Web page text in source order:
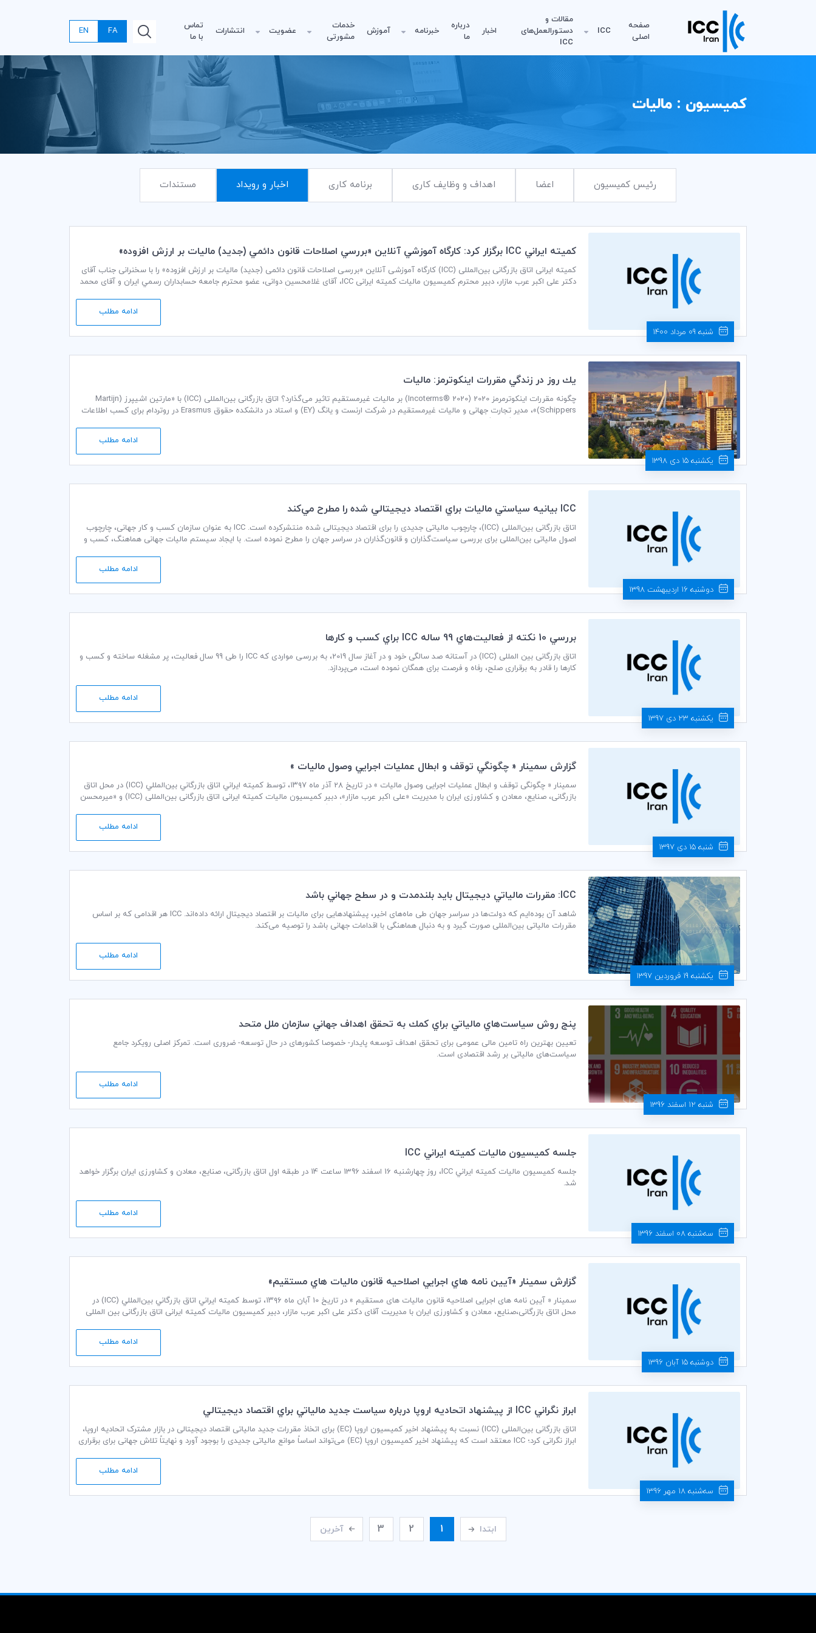
صفحه
اصلی
ICC
مقالات و
دستورالعمل‌های
ICC
اخبار
درباره
ما
خبرنامه آموزش
خدمات
مشورتی
عضویت انتشارات
تماس
با ما
FA
EN
کمیسیون : مالیات
رئیس کمیسیون اعضا اهداف و وظایف کاری برنامه کاری اخبار و رویداد مستندات
كميته ايراني ICC برگزار كرد: كارگاه آموزشي آنلاين «بررسي اصلاحات قانون دائمي (جديد) ماليات بر ارزش افزوده»
کمیته ایرانی اتاق بازرگانی بین‌المللی (ICC) کارگاه آموزشی آنلاین «بررسی اصلاحات قانون دائمی (جدید) مالیات بر ارزش افزوده» را با سخنرانی جناب آقای
دکتر علی اکبر عرب مازار، دبیر محترم کمیسیون مالیات کمیته ایرانی ICC، آقای غلامحسین دوانی، عضو محترم جامعه حسابداران رسمي ايران و آقای محمد
ادامه مطلب
شنبه 09 مرداد 1400
يك روز در زندگي مقررات اينكوترمز: ماليات
چگونه مقررات اینکوترمرمز 2020 (Incoterms® 2020) بر مالیات غیرمستقیم تاثیر می‌گذارد؟ اتاق بازرگانی بین‌المللی (ICC) با «مارتین اشیپرز (Martijn
Schippers)»، مدیر تجارت جهانی و مالیات غیرمستقیم در شرکت ارنست و یانگ (EY) و استاد در دانشکده حقوق Erasmus در روتردام برای کسب اطلاعات
ادامه مطلب
یکشنبه 15 دی 1398
ICC بيانيه سياستي ماليات براي اقتصاد ديجيتالي شده را مطرح مي‌كند
اتاق بازرگانی بین‌المللی (ICC)، چارچوب مالیاتی جدیدی را برای اقتصاد دیجیتالی شده منتشر­کرده است. ICC به عنوان سازمان کسب و کار جهانی، چارچوب
اصول مالیاتی بین‌المللی برای بررسی سیاست‌گذاران و قانون‌گذاران در سراسر جهان را مطرح نموده است. با ایجاد سیستم مالیات جهانی هماهنگ، کسب و
ادامه مطلب
دوشنبه 16 اردیبهشت 1398
بررسي 10 نكته از فعاليت‌هاي 99 ساله ICC براي كسب و كارها
اتاق بازرگانی بین المللی (ICC) در آستانه صد سالگی خود و در آغاز سال 2019‌، به بررسی مواردی که ICC را طی 99 سال فعالیت، پر مشغله ساخته و کسب و
کارها را قادر به برقراری صلح، رفاه و فرصت برای همگان نموده است، می‌پردازد.
ادامه مطلب
یکشنبه 23 دی 1397
گزارش سمينار « چگونگي توقف و ابطال عمليات اجرايي وصول ماليات »
سمینار « چگونگی توقف و ابطال عملیات اجرایی وصول مالیات » در تاریخ 28 آذر ماه ۱۳۹7، توسط كميته ايراني اتاق بازرگاني بين‌المللي (ICC) در محل اتاق
بازرگانی، صنایع، معادن و کشاورزی ایران با مدیریت «علی اکبر عرب مازار»، دبیر کمیسیون مالیات کمیته ایرانی اتاق بازرگانی بین‌المللی (ICC) و «میرمحسن
ادامه مطلب
شنبه 15 دی 1397
ICC: مقررات مالياتي ديجيتال بايد بلند‌مدت و در سطح جهاني باشد
شاهد آن بوده‌ایم که دولت‌ها در سراسر جهان طی ماه‌های اخیر، پیشنهادهایی برای مالیات بر اقتصاد دیجیتال ارائه داده‌اند. ICC هر اقدامی که بر اساس
مقررات مالیاتی بین‌المللی صورت گیرد و به دنبال هماهنگی با اقدامات جهانی باشد را توصیه می‌کند.
ادامه مطلب
یکشنبه 19 فروردین 1397
پنج روش سياست‌هاي مالياتي براي كمك به تحقق اهداف جهاني سازمان ملل متحد
تعیین بهترین راه تامین مالی عمومی برای تحقق اهداف توسعه پایدار- خصوصا کشورهای در حال توسعه- ضروری است. تمرکز اصلی رویکرد جامع
سیاست‌های مالیاتی بر رشد اقتصادی است.
ادامه مطلب
شنبه 12 اسفند 1396
جلسه كميسيون ماليات كميته ايراني ICC
جلسه كميسيون مالیات كميته ايراني ICC، روز چهارشنبه 16 اسفند 1396 ساعت 14 در طبقه اول اتاق بازرگانی، صنایع، معادن و کشاورزی ایران برگزار خواهد
شد.
ادامه مطلب
سه‌شنبه 08 اسفند 1396
گزارش سمينار «آيين نامه هاي اجرايي اصلاحيه قانون ماليات هاي مستقيم»
سمینار « آیین نامه های اجرایی اصلاحیه قانون مالیات های مستقیم » در تاریخ 10 آبان ماه ۱۳۹۶، توسط كميته ايراني اتاق بازرگاني بين‌المللي (ICC) در
محل اتاق بازرگانی،صنایع، معادن و کشاورزی ایران با مدیریت آقای دکتر علی اکبر عرب مازار، دبیر کمیسیون مالیات کمیته ایرانی اتاق بازرگانی بین المللی
ادامه مطلب
دوشنبه 15 آبان 1396
ابراز نگراني ICC از پيشنهاد اتحاديه اروپا درباره سياست جديد مالياتي براي اقتصاد ديجيتالي
اتاق بازرگانی بین‌المللی (ICC) نسبت به پیشنهاد اخیر کمیسیون اروپا (EC) برای اتخاذ مقررات جدید مالیاتی اقتصاد دیجیتالی در بازار مشترک اتحادیه اروپا،
ابراز نگرانی کرد؛ ICC معتقد است که پیشنهاد اخیر کمیسیون اروپا (EC) می‌تواند اساساً موانع مالیاتی جدیدی را بوجود آورد و نهایتاً تلاش جهانی برای برقراری
ادامه مطلب
سه‌شنبه 18 مهر 1396
ابتدا 1
2
3 آخرین